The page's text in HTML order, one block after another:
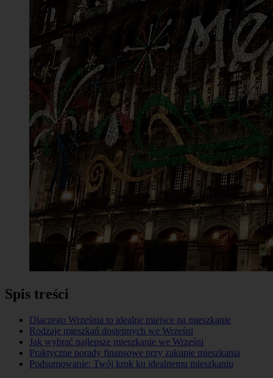
Spis treści
Dlaczego Września to idealne miejsce na mieszkanie
Rodzaje mieszkań dostępnych we Wrześni
Jak wybrać najlepsze mieszkanie we Wrześni
Praktyczne porady finansowe przy zakupie mieszkania
Podsumowanie: Twój krok ku idealnemu mieszkaniu